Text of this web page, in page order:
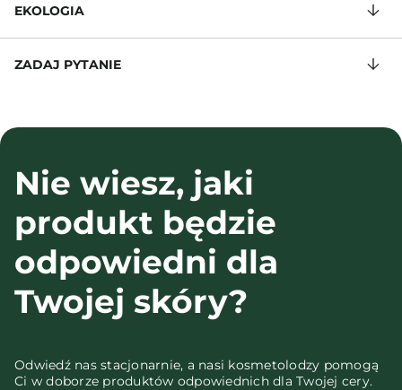
EKOLOGIA
ZADAJ PYTANIE
Nie wiesz, jaki
produkt będzie
odpowiedni dla
Twojej skóry?
Odwiedź nas stacjonarnie, a nasi kosmetolodzy pomogą
Ci w doborze produktów odpowiednich dla Twojej cery.